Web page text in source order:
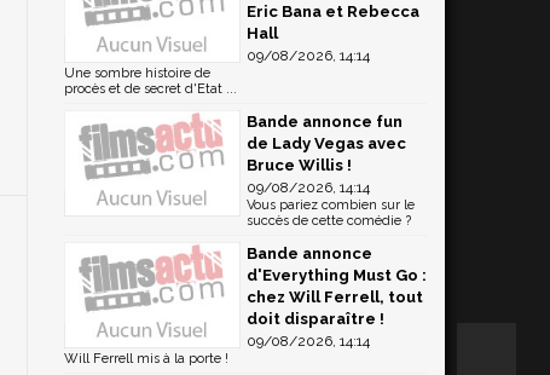
Eric Bana et Rebecca
Hall
09/08/2026, 14:14
Une sombre histoire de
procès et de secret d'Etat ...
Bande annonce fun
de Lady Vegas avec
Bruce Willis !
09/08/2026, 14:14
Vous pariez combien sur le
succès de cette comédie ?
Bande annonce
d'Everything Must Go :
chez Will Ferrell, tout
doit disparaître !
09/08/2026, 14:14
Will Ferrell mis à la porte !